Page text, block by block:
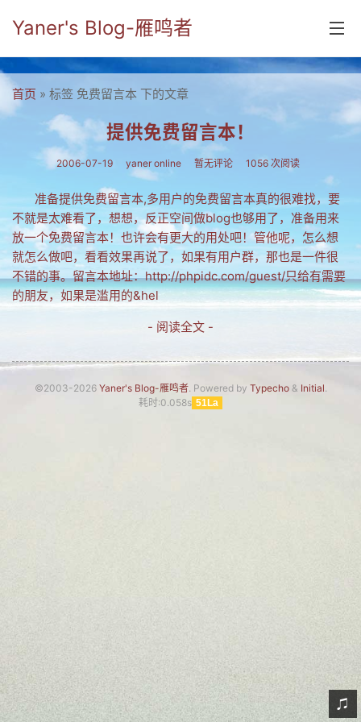
Yaner's Blog-雁鸣者
首页
分类
yaner online
毕业留言册
流年
五笔难啊
流行.时代.天下
网络新事物
网友情怀
链接
首页 » 标签 免费留言本 下的文章
提供免费留言本！
2006-07-19 yaner online 暂无评论 1056 次阅读
准备提供免费留言本,多用户的免费留言本真的很难找，要
不就是太难看了，想想，反正空间做blog也够用了，准备用来
放一个免费留言本！也许会有更大的用处吧！管他呢，怎么想
就怎么做吧，看看效果再说了，如果有用户群，那也是一件很
不错的事。留言本地址：http://phpidc.com/guest/只给有需要
的朋友，如果是滥用的&hel
- 阅读全文 -
©2003-2026 Yaner's Blog-雁鸣者. Powered by Typecho& Initial.
耗时:0.058s 51La